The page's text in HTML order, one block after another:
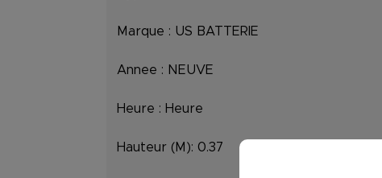
Marque : US BATTERIE
Annee : NEUVE
Heure : Heure
Hauteur (M): 0.37